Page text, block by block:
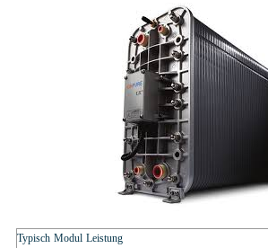
Typisch Modul Leistung